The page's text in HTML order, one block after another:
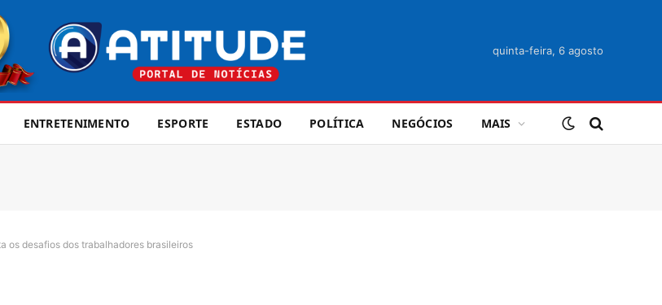
quinta-feira, 6 agosto
ENTRETENIMENTO ESPORTE ESTADO POLÍTICA NEGÓCIOS MAIS
os desafios dos trabalhadores brasileiros